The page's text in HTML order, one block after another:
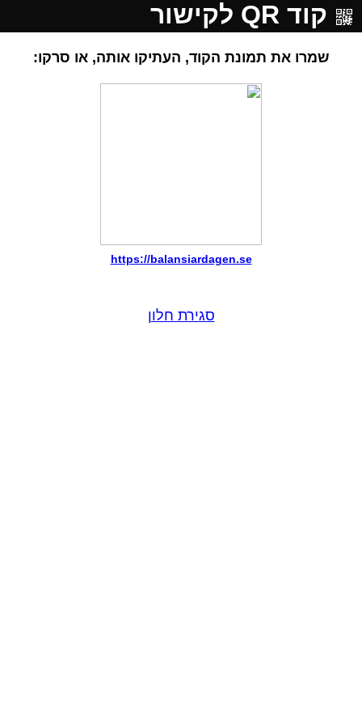
קוד QR לקישור
שמרו את תמונת הקוד, העתיקו אותה, או סרקו:
https://balansiardagen.se
סגירת חלון